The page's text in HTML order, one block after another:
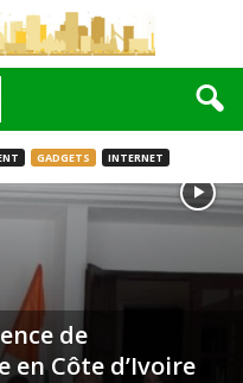
GADGETS INTERNET
de
en Côte d’Ivoire